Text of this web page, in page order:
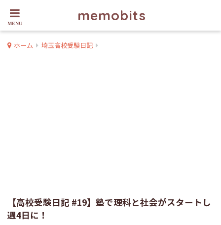
memobits
ホーム 埼玉高校受験日記
【高校受験日記 #19】塾で理科と社会がスタートし
週4日に！